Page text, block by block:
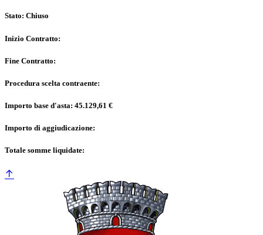
Stato: Chiuso
Inizio Contratto:
Fine Contratto:
Procedura scelta contraente:
Importo base d'asta: 45.129,61 €
Importo di aggiudicazione:
Totale somme liquidate: